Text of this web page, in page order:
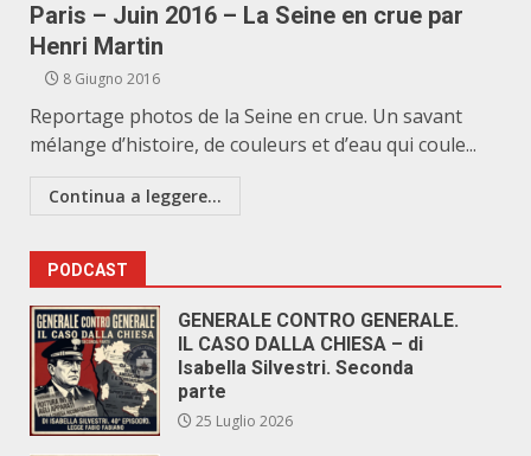
Paris – Juin 2016 – La Seine en crue par
Henri Martin
8 Giugno 2016
Reportage photos de la Seine en crue. Un savant
mélange d’histoire, de couleurs et d’eau qui coule...
Continua a leggere...
PODCAST
GENERALE CONTRO GENERALE.
IL CASO DALLA CHIESA – di
Isabella Silvestri. Seconda
parte
25 Luglio 2026